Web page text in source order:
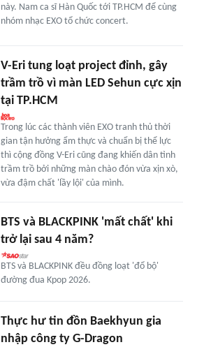
này. Nam ca sĩ Hàn Quốc tới TP.HCM để cùng
nhóm nhạc EXO tổ chức concert.
V-Eri tung loạt project đỉnh, gây
trầm trồ vì màn LED Sehun cực xịn
tại TP.HCM
Trong lúc các thành viên EXO tranh thủ thời
gian tận hưởng ẩm thực và chuẩn bị thể lực
thì cộng đồng V-Eri cũng đang khiến dân tình
trầm trồ bởi những màn chào đón vừa xịn xò,
vừa đậm chất 'lầy lội' của mình.
BTS và BLACKPINK 'mất chất' khi
trở lại sau 4 năm?
BTS và BLACKPINK đều đồng loạt 'đổ bộ'
đường đua Kpop 2026.
Thực hư tin đồn Baekhyun gia
nhập công ty G-Dragon